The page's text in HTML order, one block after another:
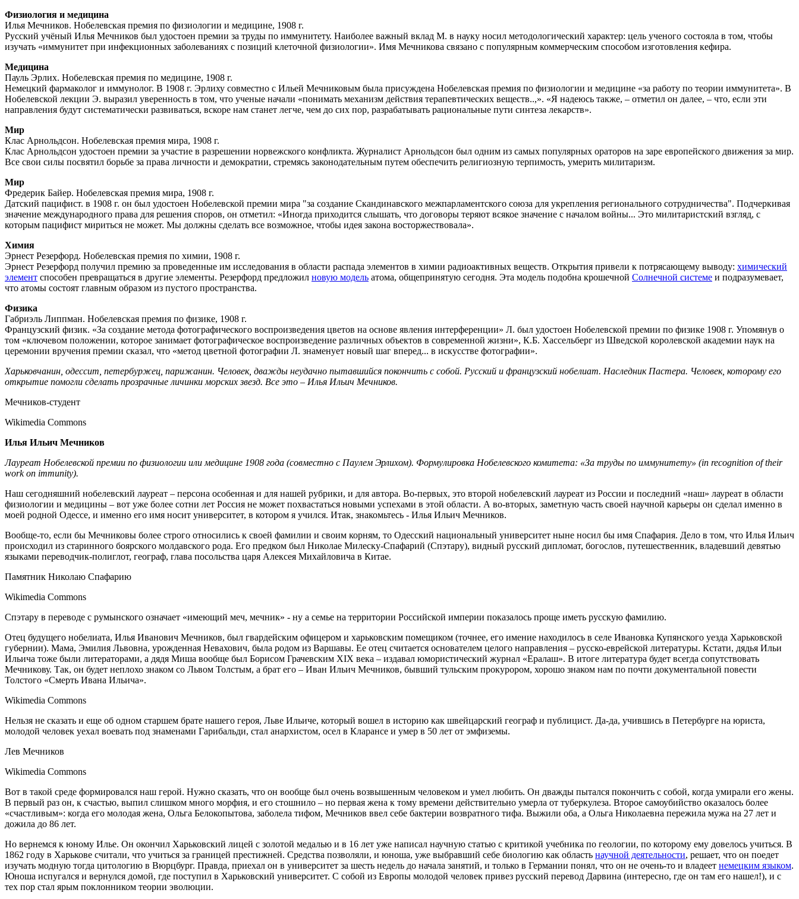
Физиология и медицина
Илья Мечников. Нобелевская премия по физиологии и медицине, 1908 г.
Русский учёный Илья Мечников был удостоен премии за труды по иммунитету. Наиболее важный вклад М. в науку носил методологический характер: цель ученого состояла в том, чтобы
изучать «иммунитет при инфекционных заболеваниях с позиций клеточной физиологии». Имя Мечникова связано с популярным коммерческим способом изготовления кефира.
Медицина
Пауль Эрлих. Нобелевская премия по медицине, 1908 г.
Немецкий фармаколог и иммунолог. В 1908 г. Эрлиху совместно с Ильей Мечниковым была присуждена Нобелевская премия по физиологии и медицине «за работу по теории иммунитета». В
Нобелевской лекции Э. выразил уверенность в том, что ученые начали «понимать механизм действия терапевтических веществ..,». «Я надеюсь также, – отметил он далее, – что, если эти
направления будут систематически развиваться, вскоре нам станет легче, чем до сих пор, разрабатывать рациональные пути синтеза лекарств».
Мир
Клас Арнольдсон. Нобелевская премия мира, 1908 г.
Клас Арнольдсон удостоен премии за участие в разрешении норвежского конфликта. Журналист Арнольдсон был одним из самых популярных ораторов на заре европейского движения за мир.
Все свои силы посвятил борьбе за права личности и демократии, стремясь законодательным путем обеспечить религиозную терпимость, умерить милитаризм.
Мир
Фредерик Байер. Нобелевская премия мира, 1908 г.
Датский пацифист. в 1908 г. он был удостоен Нобелевской премии мира "за создание Скандинавского межпарламентского союза для укрепления регионального сотрудничества". Подчеркивая
значение международного права для решения споров, он отметил: «Иногда приходится слышать, что договоры теряют всякое значение с началом войны... Это милитаристский взгляд, с
которым пацифист мириться не может. Мы должны сделать все возможное, чтобы идея закона восторжествовала».
Химия
Эрнест Резерфорд. Нобелевская премия по химии, 1908 г.
Эрнест Резерфорд получил премию за проведенные им исследования в области распада элементов в химии радиоактивных веществ. Открытия привели к потрясающему выводу: химический
элемент способен превращаться в другие элементы. Резерфорд предложил новую модель атома, общепринятую сегодня. Эта модель подобна крошечной Солнечной системе и подразумевает,
что атомы состоят главным образом из пустого пространства.
Физика
Габриэль Липпман. Нобелевская премия по физике, 1908 г.
Французский физик. «За создание метода фотографического воспроизведения цветов на основе явления интерференции» Л. был удостоен Нобелевской премии по физике 1908 г. Упомянув о
том «ключевом положении, которое занимает фотографическое воспроизведение различных объектов в современной жизни», К.Б. Хассельберг из Шведской королевской академии наук на
церемонии вручения премии сказал, что «метод цветной фотографии Л. знаменует новый шаг вперед... в искусстве фотографии».
Харьковчанин, одессит, петербуржец, парижанин. Человек, дважды неудачно пытавшийся покончить с собой. Русский и французский нобелиат. Наследник Пастера. Человек, которому его
открытие помогли сделать прозрачные личинки морских звезд. Все это – Илья Ильич Мечников.
Мечников-студент
Wikimedia Commons
Илья Ильич Мечников
Лауреат Нобелевской премии по физиологии или медицине 1908 года (совместно с Паулем Эрлихом). Формулировка Нобелевского комитета: «За труды по иммунитету» (in recognition of their
work on immunity).
Наш сегодняшний нобелевский лауреат – персона особенная и для нашей рубрики, и для автора. Во-первых, это второй нобелевский лауреат из России и последний «наш» лауреат в области
физиологии и медицины – вот уже более сотни лет Россия не может похвастаться новыми успехами в этой области. А во-вторых, заметную часть своей научной карьеры он сделал именно в
моей родной Одессе, и именно его имя носит университет, в котором я учился. Итак, знакомьтесь - Илья Ильич Мечников.
Вообще-то, если бы Мечниковы более строго относились к своей фамилии и своим корням, то Одесский национальный университет ныне носил бы имя Спафария. Дело в том, что Илья Ильич
происходил из старинного боярского молдавского рода. Его предком был Николае Милеску-Спафарий (Спэтару), видный русский дипломат, богослов, путешественник, владевший девятью
языками переводчик-полиглот, географ, глава посольства царя Алексея Михайловича в Китае.
Памятник Николаю Спафарию
Wikimedia Commons
Спэтару в переводе с румынского означает «имеющий меч, мечник» - ну а семье на территории Российской империи показалось проще иметь русскую фамилию.
Отец будущего нобелиата, Илья Иванович Мечников, был гвардейским офицером и харьковским помещиком (точнее, его имение находилось в селе Ивановка Купянского уезда Харьковской
губернии). Мама, Эмилия Львовна, урожденная Невахович, была родом из Варшавы. Ее отец считается основателем целого направления – русско-еврейской литературы. Кстати, дядья Ильи
Ильича тоже были литераторами, а дядя Миша вообще был Борисом Грачевским XIX века – издавал юмористический журнал «Ералаш». В итоге литература будет всегда сопутствовать
Мечникову. Так, он будет неплохо знаком со Львом Толстым, а брат его – Иван Ильич Мечников, бывший тульским прокурором, хорошо знаком нам по почти документальной повести
Толстого «Смерть Ивана Ильича».
Wikimedia Commons
Нельзя не сказать и еще об одном старшем брате нашего героя, Льве Ильиче, который вошел в историю как швейцарский географ и публицист. Да-да, учившись в Петербурге на юриста,
молодой человек уехал воевать под знаменами Гарибальди, стал анархистом, осел в Кларансе и умер в 50 лет от эмфиземы.
Лев Мечников
Wikimedia Commons
Вот в такой среде формировался наш герой. Нужно сказать, что он вообще был очень возвышенным человеком и умел любить. Он дважды пытался покончить с собой, когда умирали его жены.
В первый раз он, к счастью, выпил слишком много морфия, и его стошнило – но первая жена к тому времени действительно умерла от туберкулеза. Второе самоубийство оказалось более
«счастливым»: когда его молодая жена, Ольга Белокопытова, заболела тифом, Мечников ввел себе бактерии возвратного тифа. Выжили оба, а Ольга Николаевна пережила мужа на 27 лет и
дожила до 86 лет.
Но вернемся к юному Илье. Он окончил Харьковский лицей с золотой медалью и в 16 лет уже написал научную статью с критикой учебника по геологии, по которому ему довелось учиться. В
1862 году в Харькове считали, что учиться за границей престижней. Средства позволяли, и юноша, уже выбравший себе биологию как область научной деятельности, решает, что он поедет
изучать модную тогда цитологию в Вюрцбург. Правда, приехал он в университет за шесть недель до начала занятий, и только в Германии понял, что он не очень-то и владеет немецким языком.
Юноша испугался и вернулся домой, где поступил в Харьковский университет. С собой из Европы молодой человек привез русский перевод Дарвина (интересно, где он там его нашел!), и с
тех пор стал ярым поклонником теории эволюции.